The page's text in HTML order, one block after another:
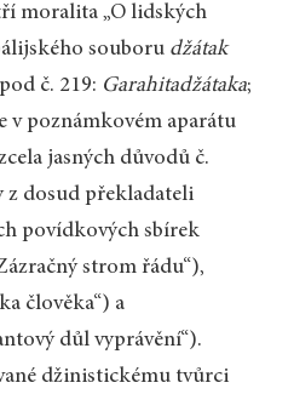
moralita „O lidských
souboru džátak
č. 219: Garahitadžátaka;
v poznámkovém aparátu
jasných důvodů č.
z dosud překladateli
povídkových sbírek
strom řádu“),
člověka“) a
důl vyprávění“).
džinistickému tvůrci